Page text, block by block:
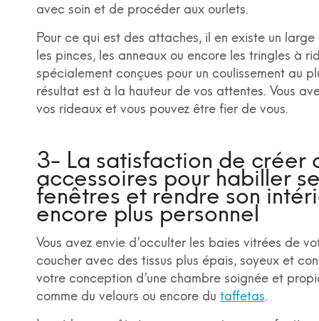
avec soin et de procéder aux ourlets.
Pour ce qui est des attaches, il en existe un
les pinces, les anneaux ou encore les tringles à
spécialement conçues pour un coulissement au
résultat est à la hauteur de vos attentes. Vous
vos rideaux et vous pouvez être fier de vous.
3- La satisfaction de créer
accessoires pour habiller
fenêtres et rendre son
encore plus personnel
Vous avez envie d’occulter les baies vitrées de
coucher avec des tissus plus épais, soyeux et
votre conception d’une chambre soignée et
comme du velours ou encore du taffetas.